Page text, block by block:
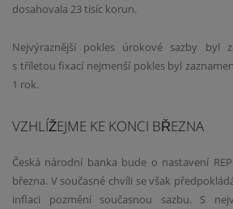
dosahovala 23 tisíc korun.
Nejvýraznější pokles úrokové sazby byl
s tříletou fixací nejmenší pokles byl
1 rok.
VZHLÍŽEJME KE KONCI BŘEZNA
Česká národní banka bude o nastavení
března. V současné chvíli se však
inflaci pozmění současnou sazbu. S